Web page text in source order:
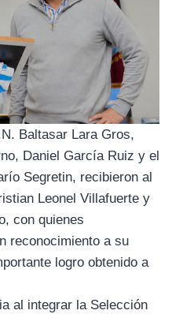
Baltasar Lara Gros,
Daniel García Ruiz y el
Segretin, recibieron al
Leonel Villafuerte y
con quienes
reconocimiento a su
logro obtenido a
al integrar la Selección